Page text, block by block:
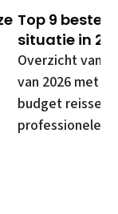
Top 9 beste
situatie in
Overzicht van
van 2026 met
budget
professionele